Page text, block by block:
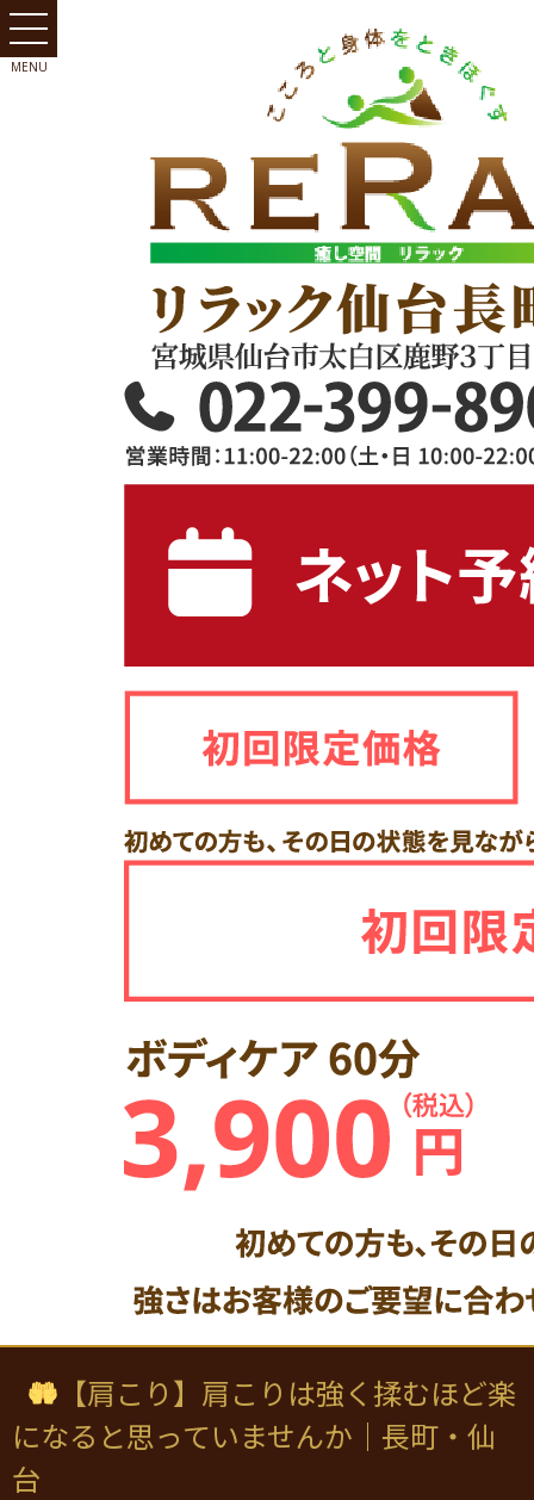
【肩こり】肩こりは強く揉むほど楽
になると思っていませんか｜長町・仙
台